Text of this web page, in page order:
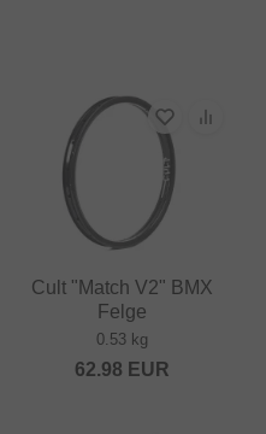
Cult "Match V2" BMX
Felge
0.53 kg
62.98 EUR